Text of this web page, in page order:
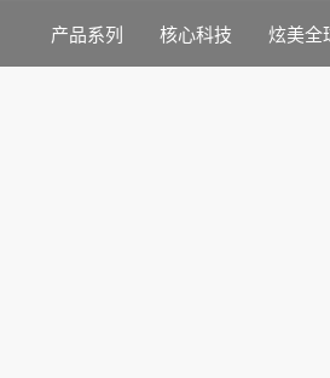
产品系列 核心科技 炫美全